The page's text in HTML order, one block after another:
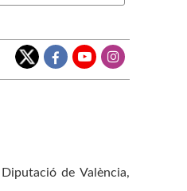
de València,